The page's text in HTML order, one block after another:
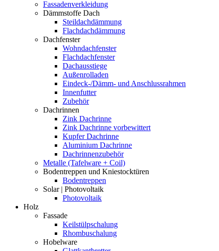
Fassadenverkleidung
Dämmstoffe Dach
Steildachdämmung
Flachdachdämmung
Dachfenster
Wohndachfenster
Flachdachfenster
Dachausstiege
Außenrolladen
Eindeck-/Dämm- und Anschlussrahmen
Innenfutter
Zubehör
Dachrinnen
Zink Dachrinne
Zink Dachrinne vorbewittert
Kupfer Dachrinne
Aluminium Dachrinne
Dachrinnenzubehör
Metalle (Tafelware + Coil)
Bodentreppen und Kniestocktüren
Bodentreppen
Solar | Photovoltaik
Photovoltaik
Holz
Fassade
Keilstülpschalung
Rhombuschalung
Hobelware